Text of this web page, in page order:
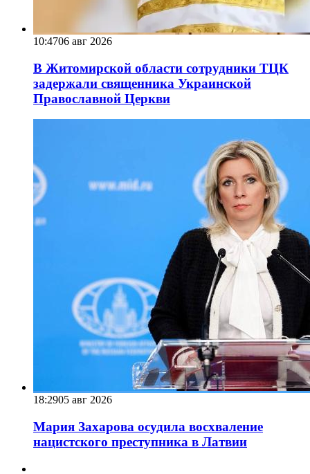
10:4706 авг 2026
В Житомирской области сотрудники ТЦК
задержали священника Украинской
Православной Церкви
18:2905 авг 2026
Мария Захарова осудила восхваление
нацистского преступника в Латвии